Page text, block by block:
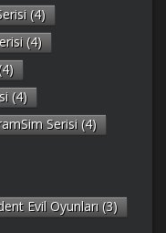
(4)
(4)
(4)
Serisi (4)
Evil Oyunları (3)